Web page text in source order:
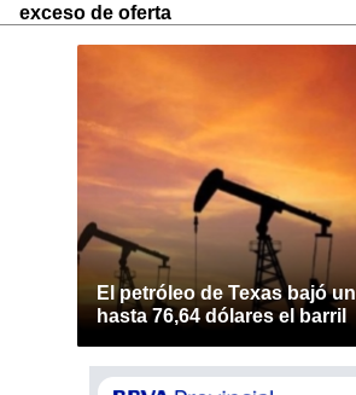
exceso de oferta
El petróleo de Texas bajó
hasta 76,64 dólares el barril